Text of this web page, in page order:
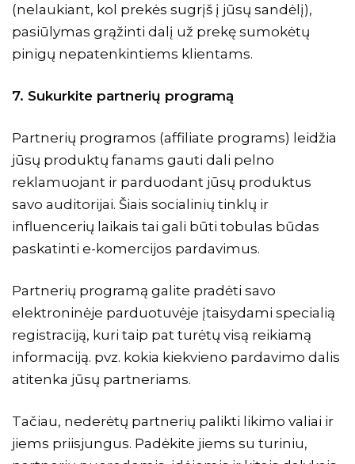
(nelaukiant, kol prekės sugrįš į jūsų sandėlį),
pasiūlymas grąžinti dalį už prekę sumokėtų
pinigų nepatenkintiems klientams.
7. Sukurkite partnerių programą
Partnerių programos (affiliate programs) leidžia
jūsų produktų fanams gauti dali pelno
reklamuojant ir parduodant jūsų produktus
savo auditorijai. Šiais socialinių tinklų ir
influencerių laikais tai gali būti tobulas būdas
paskatinti e-komercijos pardavimus.
Partnerių programą galite pradėti savo
elektroninėje parduotuvėje įtaisydami specialią
registraciją, kuri taip pat turėtų visą reikiamą
informaciją. pvz. kokia kiekvieno pardavimo dalis
atitenka jūsų partneriams.
Tačiau, nederėtų partnerių palikti likimo valiai ir
jiems priisjungus. Padėkite jiems su turiniu,